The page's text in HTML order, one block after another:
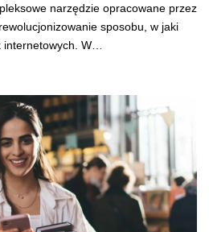
narzędzie opracowane przez
sposobu, w jaki
W…